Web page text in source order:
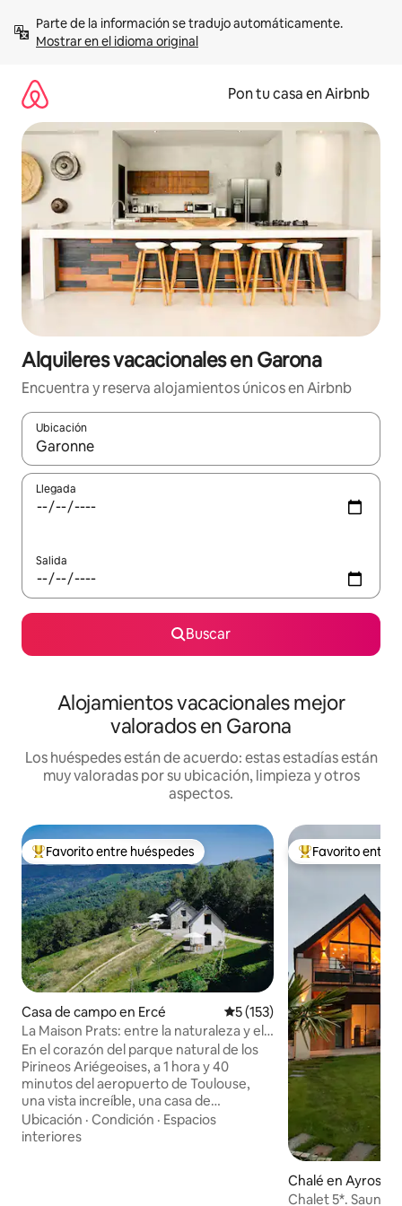
contenidoMostrar en el idioma original
Pon tu casa en Airbnb
Alquileres vacacionales en Garona
Encuentra y reserva alojamientos únicos en Airbnb
Ubicación
Cuando los resultados estén disponibles, navega con las
Llegada
Salida
Buscar
Alojamientos vacacionales mejor
valorados en Garona
Los huéspedes están de acuerdo: estas estadías están
muy valoradas por su ubicación, limpieza y otros
aspectos.
Favorito entre huéspedes preferido
Favorito entre huéspedes
Casa de campo en Ercé Calificación promedio: 5 de
5 (153)
La Maison Prats: entre la naturaleza y el
bienestar.
En el corazón del parque natural de los
Pirineos Ariégeoises, a 1 hora y 40
minutos del aeropuerto de Toulouse,
una vista increíble, una casa de
huéspedes y su finca de siete hectáreas,
solo para usted, donde sus anfitriones se
Ubicación · Condición · Espacios
interiores
Favorito entre
Favorito entre
Chalé en Ayros-
Chalet 5*. Sauna.